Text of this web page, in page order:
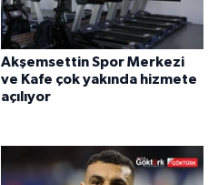
Akşemsettin Spor Merkezi
ve Kafe çok yakında hizmete
açılıyor